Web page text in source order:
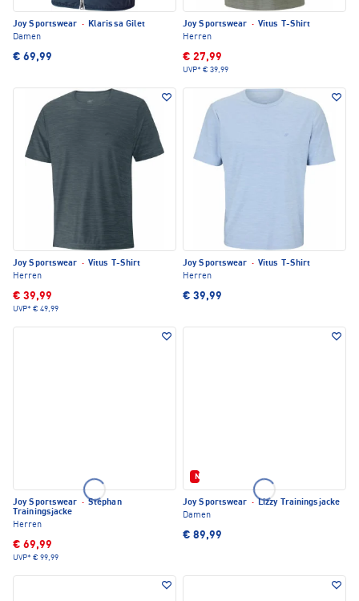
Joy Sportswear · Klarissa Gilet
Damen
€ 69,99
Joy Sportswear · Vitus T-Shirt
Herren
€ 27,99
UVP* € 39,99
Joy Sportswear · Vitus T-Shirt
Herren
€ 39,99
UVP* € 49,99
Joy Sportswear · Vitus T-Shirt
Herren
€ 39,99
Joy Sportswear · Stephan
Trainingsjacke
Herren
€ 69,99
UVP* € 99,99
Neu
Joy Sportswear · Lizzy Trainingsjacke
Damen
€ 89,99